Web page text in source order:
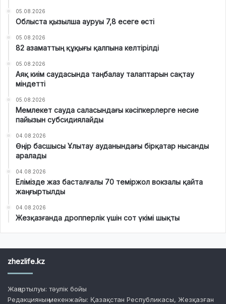
05.08.2026
Облыста қызылша ауруы 7,8 есеге өсті
05.08.2026
82 азаматтың құқығы қалпына келтірілді
05.08.2026
Аяқ киім саудасында таңбалау талаптарын сақтау
міндетті
05.08.2026
Мемлекет сауда саласындағы кәсіпкерлерге несие
пайызын субсидиялайды
04.08.2026
Өңір басшысы Ұлытау ауданындағы бірқатар нысанды
аралады
04.08.2026
Елімізде жаз басталғалы 70 теміржол вокзалы қайта
жаңғыртылды
04.08.2026
Жезқазғанда дропперлік үшін сот үкімі шықты
zhezlife.kz
Жаңартылуы: тәулік бойы
Редакцияның мекенжайы: Қазақстан Республикасы, Жезқазған